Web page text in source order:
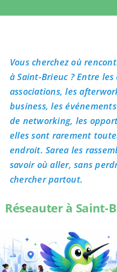
Vous cherchez où
à Saint-Brieuc ? Entre les
associations, les
business, les
de networking, les
elles sont rarement
endroit. Sarea les
savoir où aller, sans
chercher partout.
Réseauter à Saint-